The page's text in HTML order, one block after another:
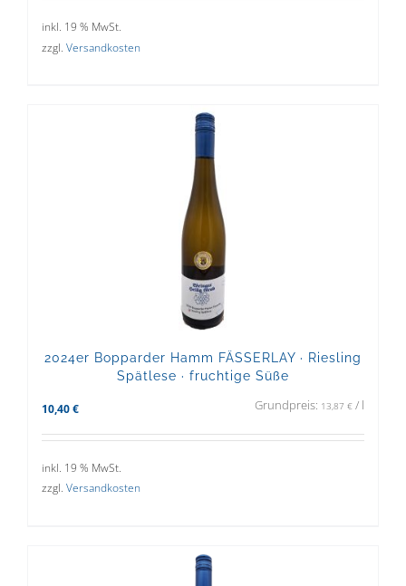
inkl. 19 % MwSt.
zzgl. Versandkosten
2024er Bopparder Hamm FÄSSERLAY · Riesling
Spätlese · fruchtige Süße
10,40 € Grundpreis: 13,87 € / l
inkl. 19 % MwSt.
zzgl. Versandkosten